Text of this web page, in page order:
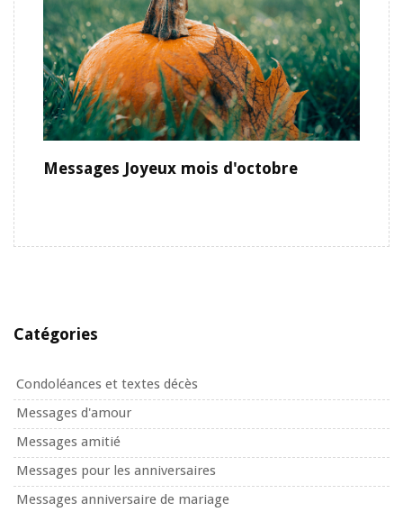
Messages Joyeux mois d'octobre
Catégories
Condoléances et textes décès
Messages d'amour
Messages amitié
Messages pour les anniversaires
Messages anniversaire de mariage